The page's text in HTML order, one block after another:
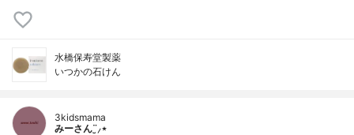
水橋保寿堂製薬
いつかの石けん
3kidsmama
みーさん¨̮⸝⋆